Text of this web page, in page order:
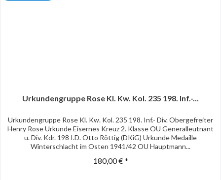
Urkundengruppe Rose Kl. Kw. Kol. 235 198. Inf.-...
Urkundengruppe Rose Kl. Kw. Kol. 235 198. Inf.- Div. Obergefreiter
Henry Rose Urkunde Eisernes Kreuz 2. Klasse OU Generalleutnant
u. Div. Kdr. 198 I.D. Otto Röttig (DKiG) Urkunde Medaille
Winterschlacht im Osten 1941/42 OU Hauptmann...
180,00 € *